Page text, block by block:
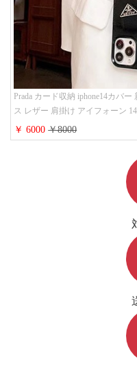
Prada カード収納 iphone14カバ
ス レザー 肩掛け アイフォーン
￥ 6000￥8000